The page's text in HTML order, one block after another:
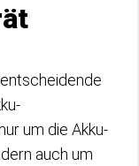
um die Akku-
auch um